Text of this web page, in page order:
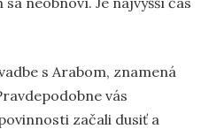
s Arabom, znamená
vás
začali dusiť a